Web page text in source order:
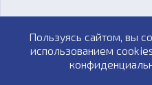
Обзоры
Пользуясь сайтом, вы
использованием